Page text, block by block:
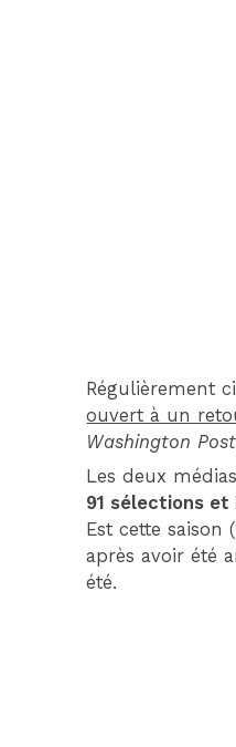
Régulièrement
ouvert à un
Washington Post
Les deux
91 sélections et
Est cette saison
après avoir été
été.